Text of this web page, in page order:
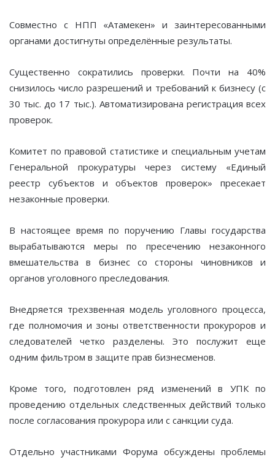
Совместно с НПП «Атамекен» и заинтересованными
органами достигнуты определённые результаты.
Существенно сократились проверки. Почти на 40%
снизилось число разрешений и требований к бизнесу (с
30 тыс. до 17 тыс.). Автоматизирована регистрация всех
проверок.
Комитет по правовой статистике и специальным учетам
Генеральной прокуратуры через систему «Единый
реестр субъектов и объектов проверок» пресекает
незаконные проверки.
В настоящее время по поручению Главы государства
вырабатываются меры по пресечению незаконного
вмешательства в бизнес со стороны чиновников и
органов уголовного преследования.
Внедряется трехзвенная модель уголовного процесса,
где полномочия и зоны ответственности прокуроров и
следователей четко разделены. Это послужит еще
одним фильтром в защите прав бизнесменов.
Кроме того, подготовлен ряд изменений в УПК по
проведению отдельных следственных действий только
после согласования прокурора или с санкции суда.
Отдельно участниками Форума обсуждены проблемы